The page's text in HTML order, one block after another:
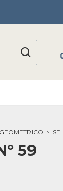
GEOMETRICO >
59